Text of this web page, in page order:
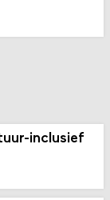
inclusief